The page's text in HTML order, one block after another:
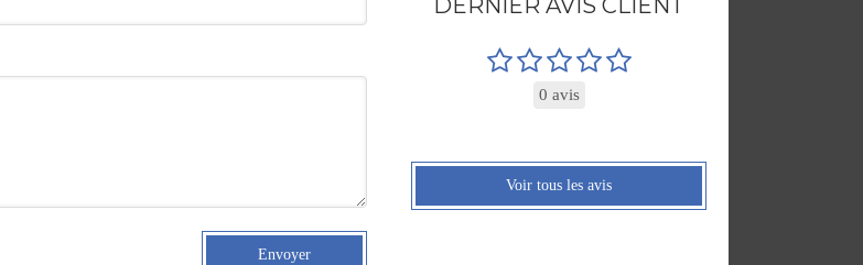
Envoyer
DERNIER AVIS CLIENT
0 avis
Voir tous les avis